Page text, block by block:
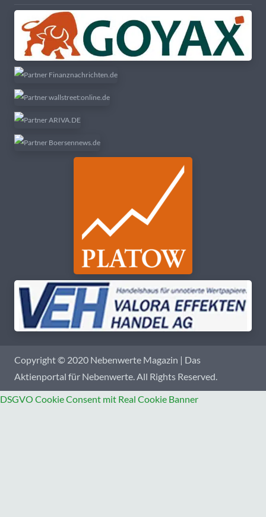
Copyright © 2020 Nebenwerte Magazin | Das
Aktienportal für Nebenwerte. All Rights Reserved.
DSGVO Cookie Consent mit Real Cookie Banner